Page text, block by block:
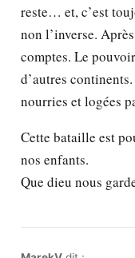
reste… et, c’est
non l’inverse.
comptes. Le
d’autres
nourries et logées
Cette bataille est
nos enfants.
Que dieu nous